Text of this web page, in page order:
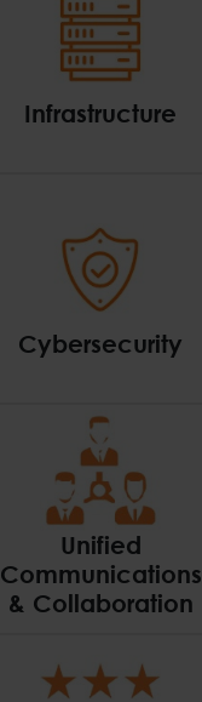
Infrastructure
Cybersecurity
Unified
Communications
& Collaboration